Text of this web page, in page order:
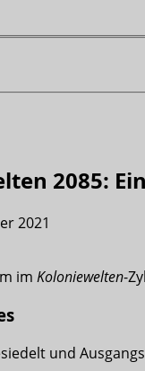
2085:
2021
im Koloniewelten-
und